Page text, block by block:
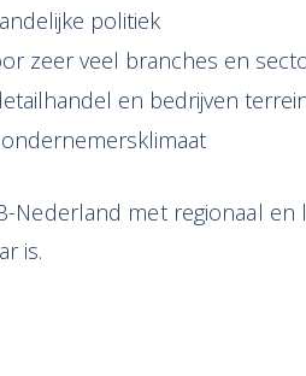
politiek
zeer veel branches en
en bedrijven
Nederland met regionaal en
is.